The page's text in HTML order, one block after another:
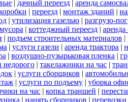
| дачный переезд | аренда
| переезд | монтаж зданий |
| утилизация газелью | разгрузо-
| коттеджный переезд | аренда
| подъем строительных материалов |
| услуги газели | аренда трактора |
| воздушно-пузырьковая пленка |
недорого | такелажники на час |
| услуги сборщиков |
| услуги по подъему | уборка
на час | копка траншей |
| нанять сборщиков |